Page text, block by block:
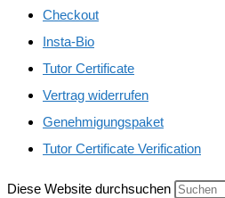
Checkout
Insta-Bio
Tutor Certificate
Vertrag widerrufen
Genehmigungspaket
Tutor Certificate Verification
Diese Website durchsuchen